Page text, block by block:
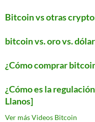
Bitcoin vs otras
bitcoin vs. oro vs. dólar
¿Cómo comprar
¿Cómo es la
Llanos]
Ver más Videos Bitcoin